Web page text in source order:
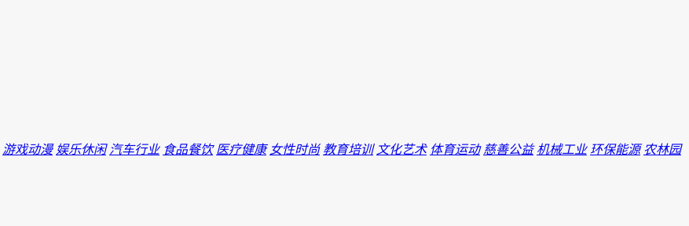
游戏动漫 娱乐休闲 汽车行业 食品餐饮 医疗健康 女性时尚 教育培训 文化艺术 体育运动 慈善公益 机械工业 环保能源 农林园